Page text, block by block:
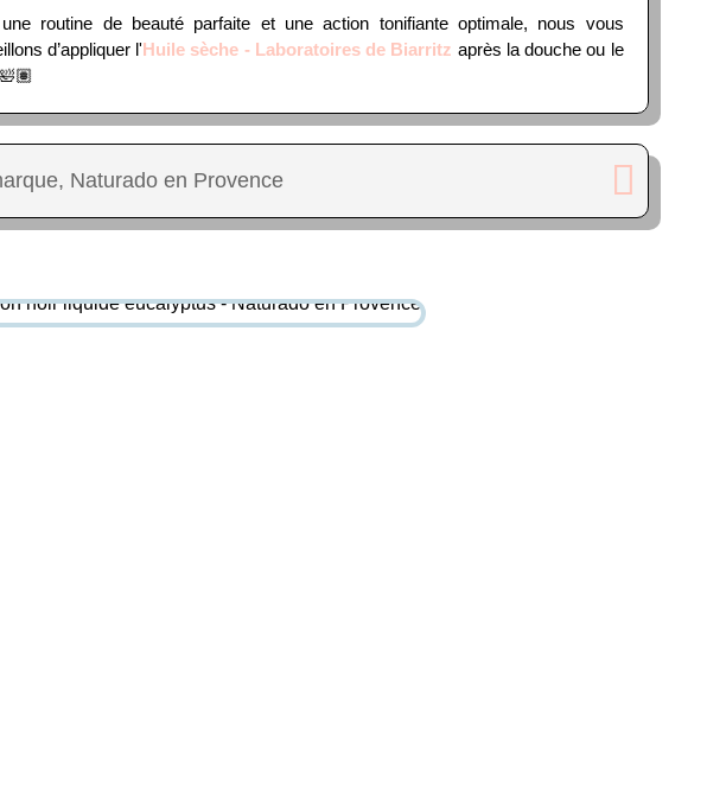
routine de beauté parfaite et une action tonifiante optimale, nous vous
d’appliquer l'Huile sèche - Laboratoires de Biarritz après la douche ou le
Naturado en Provence